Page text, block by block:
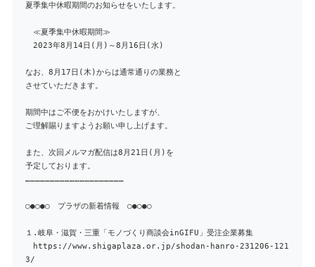
夏季集中休暇期間のお知らせをいたします。
≪夏季集中休暇期間≫
2023年8月14日(月)～8月16日(水)
なお、8月17日(木)からは通常通りの業務と
させていただきます。
期間中はご不便をおかけいたしますが、
ご理解賜りますようお願い申し上げます。
また、次回メルマガ配信は8月21日(月)を
予定しております。
……………………………………………………
○●○●○ プラザの新着情報 ○●○●○
１.岐阜・滋賀・三重「モノづくり商談会inGIFU」受注企業募集
https://www.shigaplaza.or.jp/shodan-hanro-231206-121
3/